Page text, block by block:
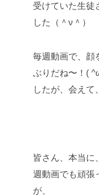
受けていた生徒
した（＾ν＾）
毎週動画で、顔
ぶりだね〜！(
したが、会え
皆さん、本当に
週動画でも頑張
が、